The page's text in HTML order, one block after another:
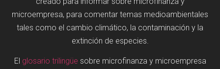
microempresa, para comentar temas medioambientales
tales como el cambio climático, la contaminación y la
extinción de especies.
El glosario trilingüe sobre microfinanza y microempresa